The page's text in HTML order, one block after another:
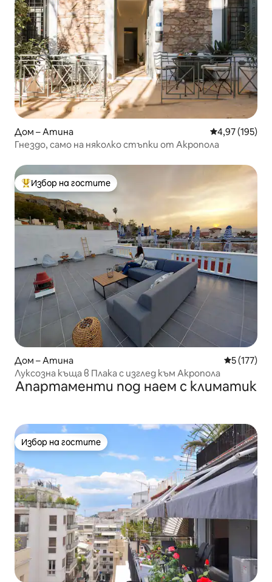
Дом – Атина Средна
4,97 (195)
Гнездо, само на няколко стъпки от Акропола
Най-популярен избор на гостите
Избор на гостите
Дом – Атина Средна
5 (177)
Луксозна къща в Плака с изглед към Акропола
Апартаменти под наем с климатик
Избор на гостите
Избор на гостите